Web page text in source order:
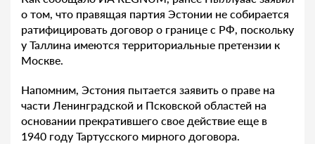
о том, что правящая партия Эстонии не собирается
ратифицировать договор о границе с РФ, поскольку
у Таллина имеются территориальные претензии к
Москве.
Напомним, Эстония пытается заявить о праве на
части Ленинградской и Псковской областей на
основании прекратившего свое действие еще в
1940 году Тартусского мирного договора.